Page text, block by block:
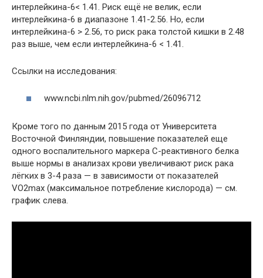
интерлейкина-6< 1.41. Риск ещё не велик, если
интерлейкина-6 в диапазоне 1.41-2.56. Но, если
интерлейкина-6 > 2.56, то риск рака толстой кишки в 2.48
раз выше, чем если интерлейкина-6 < 1.41.
Ссылки на исследования:
www.ncbi.nlm.nih.gov/pubmed/26096712
Кроме того по данным 2015 года от Университета
Восточной Финляндии, повышение показателей еще
одного воспалительного маркера С-реактивного белка
выше нормы в анализах крови увеличивают риск рака
лёгких в 3-4 раза — в зависимости от показателей
VO2max (максимальное потребление кислорода) — см.
график слева.